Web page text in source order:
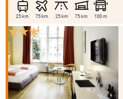
25 km 75 km 25 km 75 km 100 m